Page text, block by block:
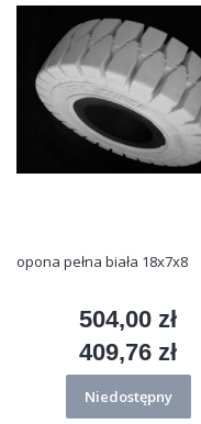
opona pełna biała 18x7x8
Cena
504,00 zł
Cena
409,76 zł
Niedostępny